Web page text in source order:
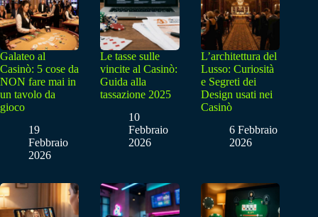
Galateo al
Casinò: 5 cose da
NON fare mai in
un tavolo da
gioco
19
Febbraio
2026
Le tasse sulle
vincite al Casinò:
Guida alla
tassazione 2025
10
Febbraio
2026
L’architettura del
Lusso: Curiosità
e Segreti dei
Design usati nei
Casinò
6 Febbraio
2026